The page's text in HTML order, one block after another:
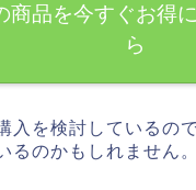
商品を今すぐお得
ら
入を検討しているの
るのかもしれません。